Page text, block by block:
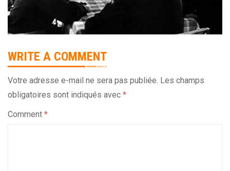
WRITE A COMMENT
Votre adresse e-mail ne sera pas publiée. Les champs
obligatoires sont indiqués avec *
Comment *